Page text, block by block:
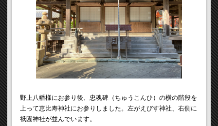
野上八幡様にお参り後、忠魂碑（ちゅうこんひ）の横の階段を
上って恵比寿神社にお参りしました。左がえびす神社、右側に
祇園神社が並んでいます。